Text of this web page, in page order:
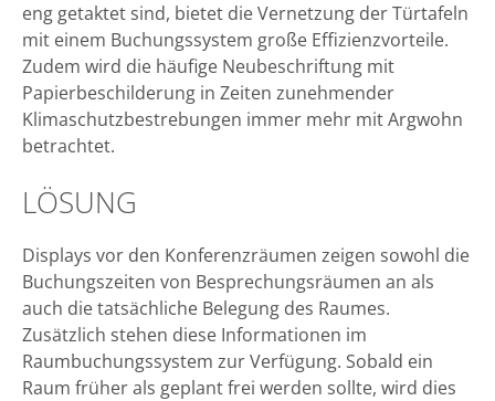
eng getaktet sind, bietet die Vernetzung der Türtafeln
mit einem Buchungssystem große Effizienzvorteile.
Zudem wird die häufige Neubeschriftung mit
Papierbeschilderung in Zeiten zunehmender
Klimaschutzbestrebungen immer mehr mit Argwohn
betrachtet.
LÖSUNG
Displays vor den Konferenzräumen zeigen sowohl die
Buchungszeiten von Besprechungsräumen an als
auch die tatsächliche Belegung des Raumes.
Zusätzlich stehen diese Informationen im
Raumbuchungssystem zur Verfügung. Sobald ein
Raum früher als geplant frei werden sollte, wird dies